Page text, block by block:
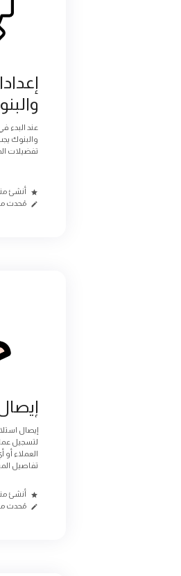
عند البدء
والبنوك
تفضيلات
أنشئ منذ 3
مُحدث منذ 3
إيصال
لتسجيل
العملاء
تفاصيل
أنشئ منذ 3
مُحدث منذ 3